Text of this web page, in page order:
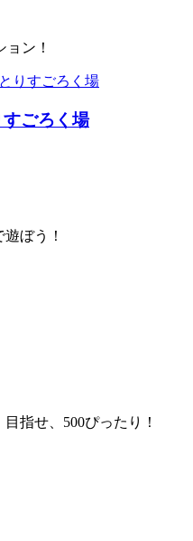
ン！
ごろく場
ぼう！
指せ、500ぴったり！